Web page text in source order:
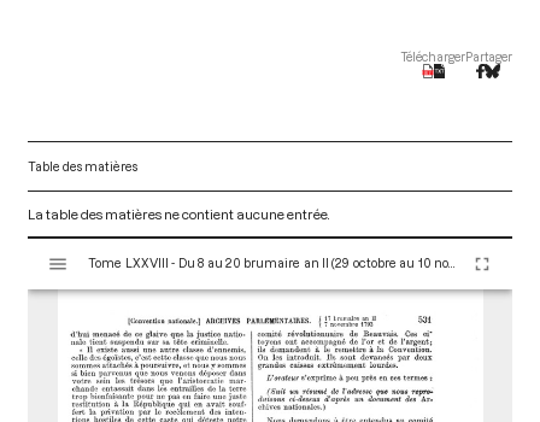
TéléchargerPartager
Table des matières
La table des matières ne contient aucune entrée.
s